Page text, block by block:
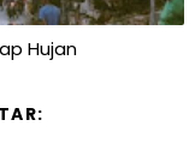
Hujan